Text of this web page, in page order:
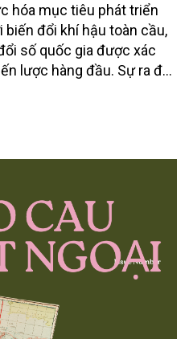
hóa mục tiêu phát triển
biến đổi khí hậu toàn cầu,
số quốc gia được xác
lược hàng đầu. Sự ra đời
cải cách toàn diện,
ứng và nâng cao hiệu
và môi trường.